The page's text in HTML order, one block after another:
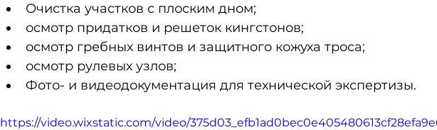
Очистка участков с плоским дном;
осмотр придатков и решеток кингстонов;
осмотр гребных винтов и защитного кожуха троса;
осмотр рулевых узлов;
Фото- и видеодокументация для технической экспертизы.
https://video.wixstatic.com/video/